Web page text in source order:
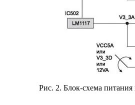
Рис. 2. Блок-схема питания